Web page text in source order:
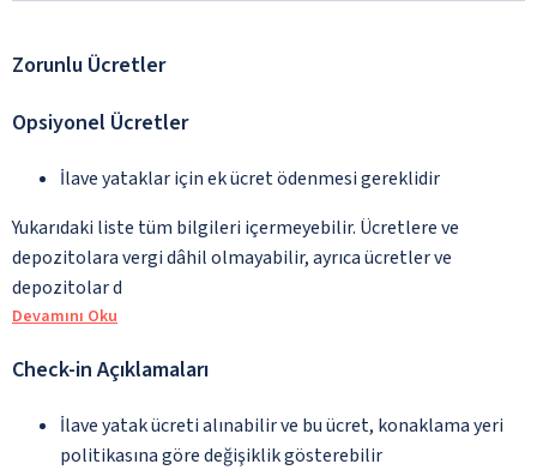
Zorunlu Ücretler
Opsiyonel Ücretler
İlave yataklar için ek ücret ödenmesi gereklidir
Yukarıdaki liste tüm bilgileri içermeyebilir. Ücretlere ve
depozitolara vergi dâhil olmayabilir, ayrıca ücretler ve
depozitolar d
Devamını Oku
Check-in Açıklamaları
İlave yatak ücreti alınabilir ve bu ücret, konaklama yeri
politikasına göre değişiklik gösterebilir